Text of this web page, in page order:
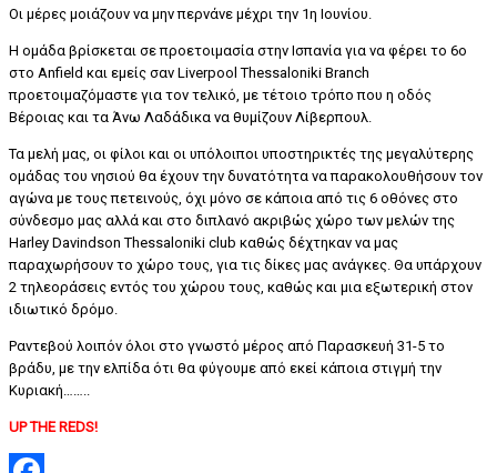
Οι μέρες μοιάζουν να μην περνάνε μέχρι την 1η Ιουνίου.
Η ομάδα βρίσκεται σε προετοιμασία στην Ισπανία για να φέρει το 6ο
στο Anfield και εμείς σαν Liverpool Thessaloniki Branch
προετοιμαζόμαστε για τον τελικό, με τέτοιο τρόπο που η οδός
Βέροιας και τα Άνω Λαδάδικα να θυμίζουν Λίβερπουλ.
Τα μελή μας, οι φίλοι και οι υπόλοιποι υποστηρικτές της μεγαλύτερης
ομάδας του νησιού θα έχουν την δυνατότητα να παρακολουθήσουν τον
αγώνα με τους πετεινούς, όχι μόνο σε κάποια από τις 6 οθόνες στο
σύνδεσμο μας αλλά και στο διπλανό ακριβώς χώρο των μελών της
Harley Davindson Thessaloniki club καθώς δέχτηκαν να μας
παραχωρήσουν το χώρο τους, για τις δίκες μας ανάγκες. Θα υπάρχουν
2 τηλεοράσεις εντός του χώρου τους, καθώς και μια εξωτερική στον
ιδιωτικό δρόμο.
Ραντεβού λοιπόν όλοι στο γνωστό μέρος από Παρασκευή 31-5 το
βράδυ, με την ελπίδα ότι θα φύγουμε από εκεί κάποια στιγμή την
Κυριακή……..
UP THE REDS!